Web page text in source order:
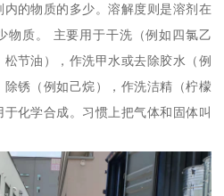
的物质的多少。溶解度则是溶剂在
物质。 主要用于干洗（例如四氯乙
节油），作洗甲水或去除胶水（例
锈（例如己烷），作洗洁精（柠檬
化学合成。习惯上把气体和固体叫